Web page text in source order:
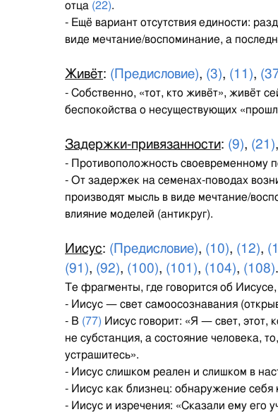
отца (22).
- Ещё вариант отсутствия единости:
виде мечтание/воспоминание, а
Живёт: (Предисловие), (3), (11),
- Собственно, «тот, кто живёт», живёт
беспокойства о несуществующих
Задержки-привязанности: (9), (21),
- Противоположность своевременному
- От задержек на семенах-поводах
производят мысль в виде мечтание/
влияние моделей (антикруг).
Иисус: (Предисловие), (10), (12),
(91), (92), (100), (101), (104), (108).
Те фрагменты, где говорится об
- Иисус — свет самоосознавания
- В (77) Иисус говорит: «Я — свет, этот,
не субстанция, а состояние человека,
устрашитесь».
- Иисус слишком реален и слишком в
- Иисус как близнец: обнаружение
- Иисус и изречения: «Сказали ему его